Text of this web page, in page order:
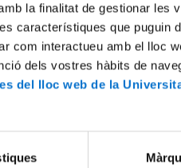
la finalitat de gestionar les
característiques que puguin
com interactueu amb el lloc
dels vostres hàbits de
del lloc web de la